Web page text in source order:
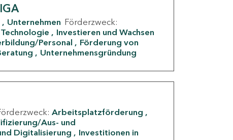
Unternehmen Förderzweck:
Investieren und Wachsen
Personal
Förderung von
Unternehmensgründung
Arbeitsplatzförderung
Aus- und
Digitalisierung
Investitionen in